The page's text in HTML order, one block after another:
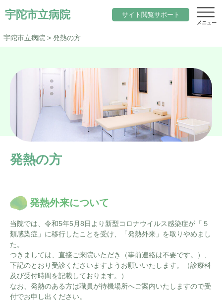
標準
小さく
大きく
黒
当院について
院長のご挨拶
基本理念と行動指針
当院の期待職員像
施設概要
診療科目一覧
総合診療科（院内標ぼう）
小児科
外科
整形外科
耳鼻咽喉科
地域医療
「ウェルネスシティ宇陀市」構想
宇陀市立病院の役割
宇陀けあネット
UMC）
地域連携課のご案内
求人
お問い合わせ
宇陀市立病院 サイト閲覧サポート
宇陀市立病院 >発熱の方
発熱の方
発熱外来について
当院では、令和5年5月8日より新型コロナウイルス感染症が「５
類感染症」に移行したことを受け、「発熱外来」を取りやめまし
た。
つきましては、直接ご来院いただき（事前連絡は不要です。）、
下記のとおり受診くださいますようお願いいたします。（診療科
及び受付時間を記載しております。）
なお、発熱のある方は職員が待機場所へご案内いたしますので受
付でお申し出ください。